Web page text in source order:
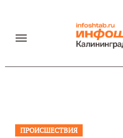
содержанию
ПРОИСШЕСТВИЯ